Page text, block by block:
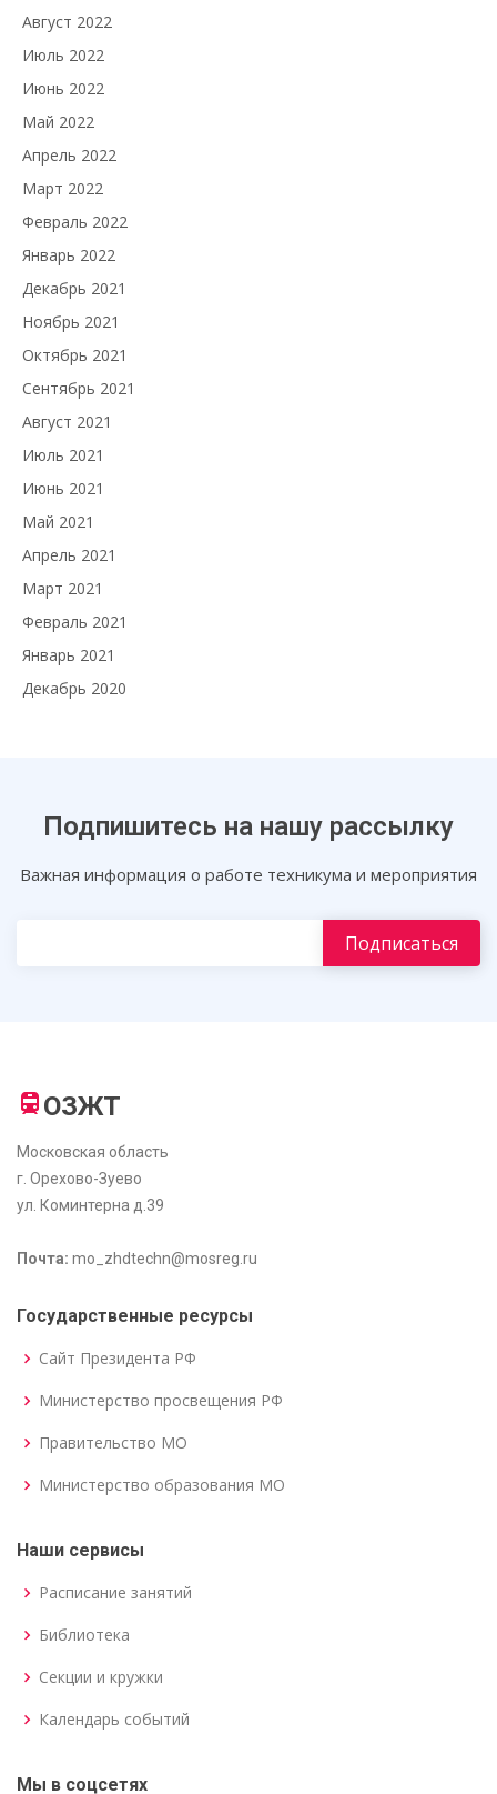
Август 2022
Июль 2022
Июнь 2022
Май 2022
Апрель 2022
Март 2022
Февраль 2022
Январь 2022
Декабрь 2021
Ноябрь 2021
Октябрь 2021
Сентябрь 2021
Август 2021
Июль 2021
Июнь 2021
Май 2021
Апрель 2021
Март 2021
Февраль 2021
Январь 2021
Декабрь 2020
Подпишитесь на нашу рассылку
Важная информация о работе техникума и мероприятия
ОЗЖТ
Московская область
г. Орехово-Зуево
ул. Коминтерна д.39
Почта: mo_zhdtechn@mosreg.ru
Государственные ресурсы
Сайт Президента РФ
Министерство просвещения РФ
Правительство МО
Министерство образования МО
Наши сервисы
Расписание занятий
Библиотека
Секции и кружки
Календарь событий
Мы в соцсетях